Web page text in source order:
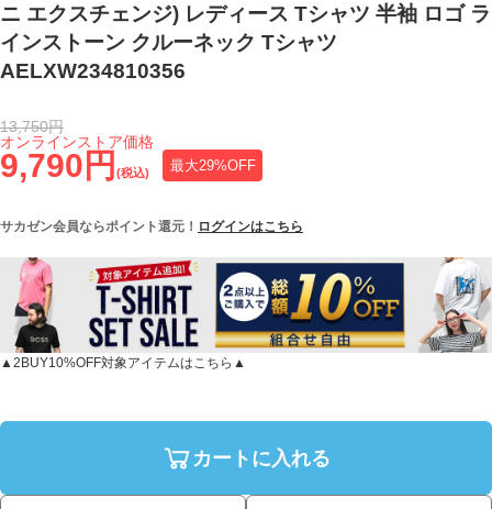
ニ エクスチェンジ) レディース Tシャツ 半袖 ロゴ ラ
インストーン クルーネック Tシャツ
AELXW234810356
9,790円 (税込) 最大29%OFF
オンラインストア価格
13,750円
サカゼン会員ならポイント還元！ ログインはこちら
▲2BUY10%OFF対象アイテムはこちら▲
カートに入れる